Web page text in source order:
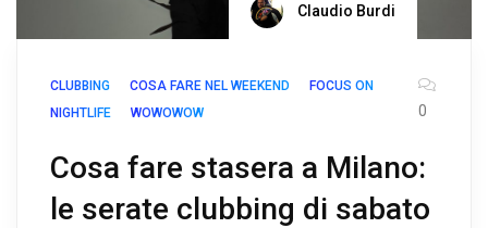
Claudio Burdi
CLUBBING COSA FARE NEL WEEKEND
FOCUS ON
NIGHTLIFE
WOWOWOW 0
Cosa fare stasera a Milano:
le serate clubbing di sabato